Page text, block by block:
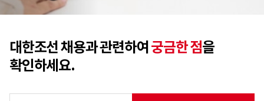
대한조선 채용과 관련하여 궁금한 점을
확인하세요.